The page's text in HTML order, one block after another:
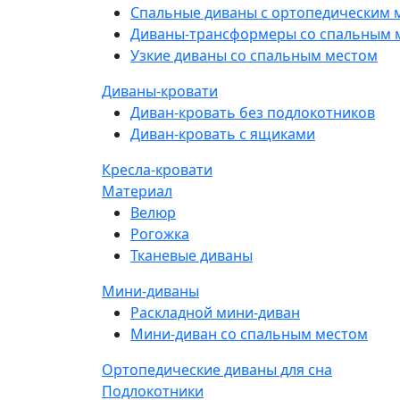
Спальные диваны с ортопедическим
Диваны-трансформеры со спальным
Узкие диваны со спальным местом
Диваны-кровати
Диван-кровать без подлокотников
Диван-кровать с ящиками
Кресла-кровати
Материал
Велюр
Рогожка
Тканевые диваны
Мини-диваны
Раскладной мини-диван
Мини-диван со спальным местом
Ортопедические диваны для сна
Подлокотники